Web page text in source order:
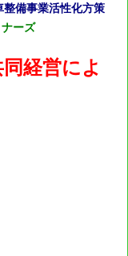
本方針
ス）登録番号
備事業活性化方策
ーズ
経営によ